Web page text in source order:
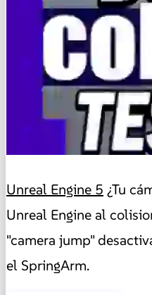
Unreal Engine 5 ¿Tu
Unreal Engine al
"camera jump"
el SpringArm.